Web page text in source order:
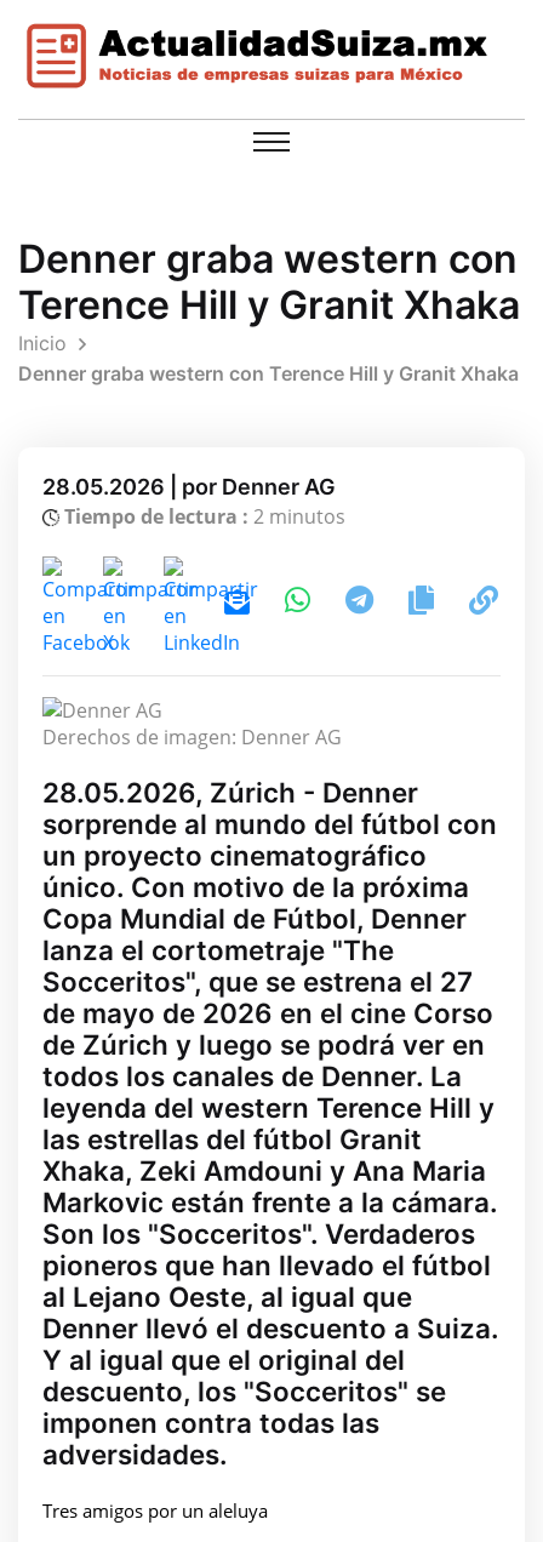
Denner graba western con
Terence Hill y Granit Xhaka
Inicio
Denner graba western con Terence Hill y Granit Xhaka
28.05.2026 | por Denner AG
Tiempo de lectura : 2 minutos
Derechos de imagen: Denner AG
28.05.2026, Zúrich - Denner
sorprende al mundo del fútbol con
un proyecto cinematográfico
único. Con motivo de la próxima
Copa Mundial de Fútbol, Denner
lanza el cortometraje "The
Socceritos", que se estrena el 27
de mayo de 2026 en el cine Corso
de Zúrich y luego se podrá ver en
todos los canales de Denner. La
leyenda del western Terence Hill y
las estrellas del fútbol Granit
Xhaka, Zeki Amdouni y Ana Maria
Markovic están frente a la cámara.
Son los "Socceritos". Verdaderos
pioneros que han llevado el fútbol
al Lejano Oeste, al igual que
Denner llevó el descuento a Suiza.
Y al igual que el original del
descuento, los "Socceritos" se
imponen contra todas las
adversidades.
Tres amigos por un aleluya